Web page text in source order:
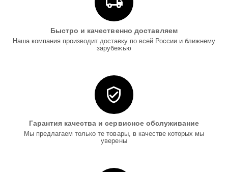
Быстро и качественно доставляем
Наша компания производит доставку по всей России и ближнему
зарубежью
Гарантия качества и сервисное обслуживание
Мы предлагаем только те товары, в качестве которых мы
уверены